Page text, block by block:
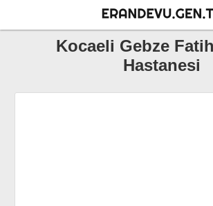
Kocaeli Gebze
Hastanesi